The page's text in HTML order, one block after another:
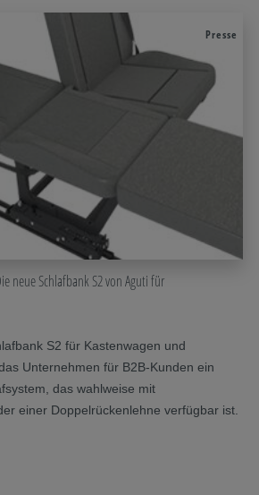
Presse
neue Schlafbank S2 von Aguti für
S2 für Kastenwagen und
Unternehmen für B2B-Kunden ein
das wahlweise mit
einer Doppelrückenlehne verfügbar ist.